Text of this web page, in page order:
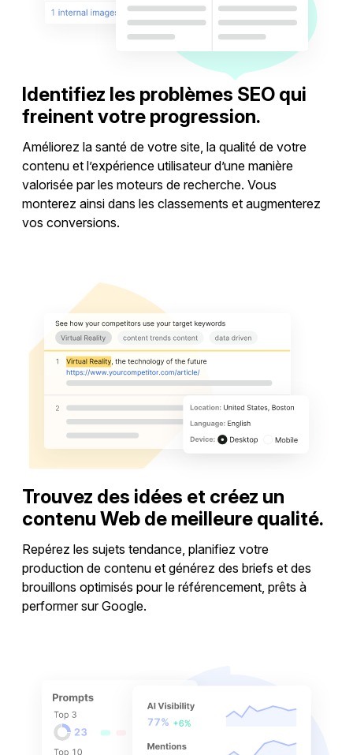
Identifiez les problèmes SEO qui
freinent votre progression.
Améliorez la santé de votre site, la qualité de votre
contenu et l’expérience utilisateur d’une manière
valorisée par les moteurs de recherche. Vous
monterez ainsi dans les classements et augmenterez
vos conversions.
Trouvez des idées et créez un
contenu Web de meilleure qualité.
Repérez les sujets tendance, planifiez votre
production de contenu et générez des briefs et des
brouillons optimisés pour le référencement, prêts à
performer sur Google.